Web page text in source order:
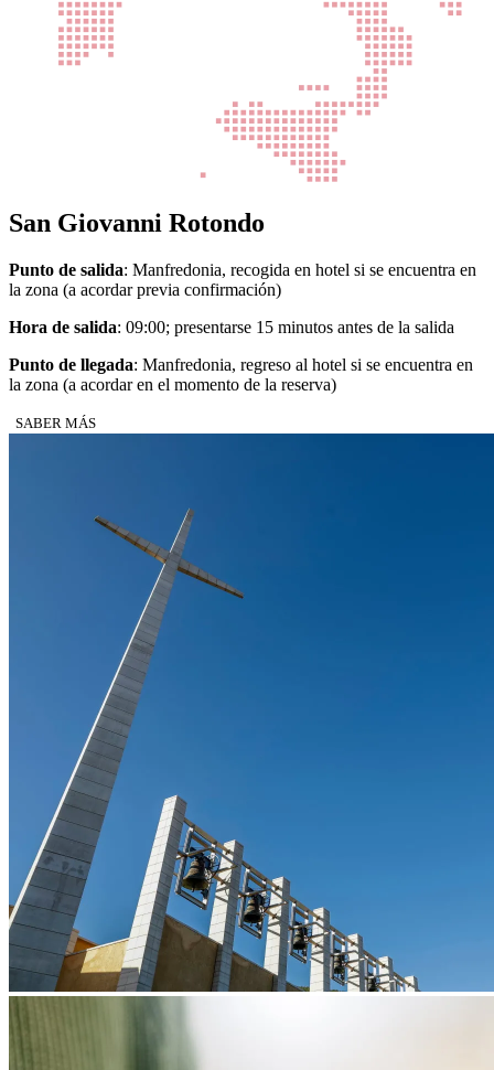
San Giovanni Rotondo
Punto de salida: Manfredonia, recogida en hotel si se encuentra en
la zona (a acordar previa confirmación)
Hora de salida: 09:00; presentarse 15 minutos antes de la salida
Punto de llegada: Manfredonia, regreso al hotel si se encuentra en
la zona (a acordar en el momento de la reserva)
SABER MÁS